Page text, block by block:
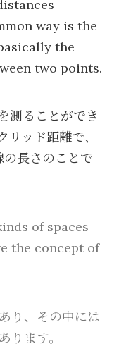
way is the
the
two points.
測ることができ
ッド距離で、
長さのことで
of spaces
the concept of
り、その中には
ります。